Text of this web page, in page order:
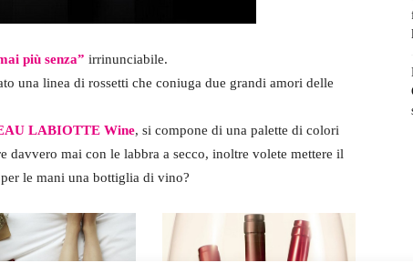
più senza” irrinunciabile.
una linea di rossetti che coniuga due grandi amori delle
LABIOTTE Wine, si compone di una palette di colori
davvero mai con le labbra a secco, inoltre volete mettere il
le mani una bottiglia di vino?